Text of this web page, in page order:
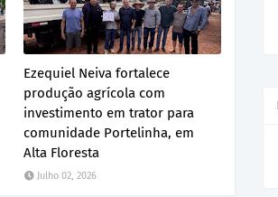
Ezequiel Neiva fortalece
produção agrícola com
investimento em trator para
comunidade Portelinha, em
Alta Floresta
Julho 02, 2026